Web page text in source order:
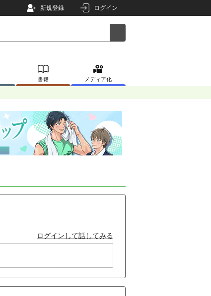
新規登録 ログイン
書籍 メディア化
ログインして話してみる